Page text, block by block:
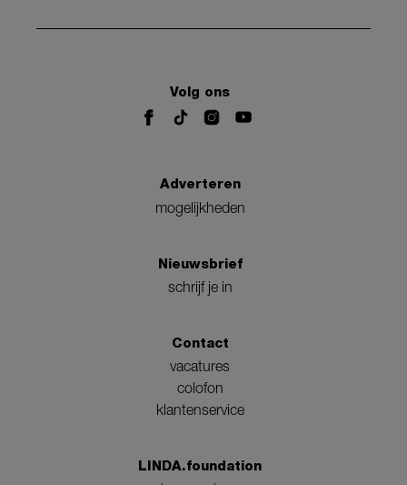
Volg ons
Adverteren
mogelijkheden
Nieuwsbrief
schrijf je in
Contact
vacatures
colofon
klantenservice
LINDA.foundation